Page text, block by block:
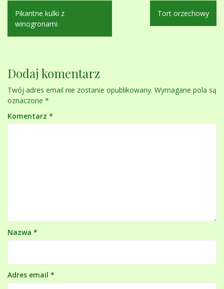
Nawigacja
wpisu
Pikantne kulki z
winogronami
Tort orzechowy
Dodaj komentarz
Twój adres email nie zostanie opublikowany. Wymagane pola są
oznaczone *
Komentarz *
Nazwa *
Adres email *